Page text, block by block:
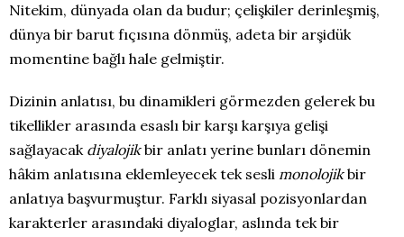
Nitekim, dünyada olan da budur; çelişkiler derinleşmiş,
dünya bir barut fıçısına dönmüş, adeta bir arşidük
momentine bağlı hale gelmiştir.
Dizinin anlatısı, bu dinamikleri görmezden gelerek bu
tikellikler arasında esaslı bir karşı karşıya gelişi
sağlayacak diyalojikbir anlatı yerine bunları dönemin
hâkim anlatısına eklemleyecek tek sesli monolojikbir
anlatıya başvurmuştur. Farklı siyasal pozisyonlardan
karakterler arasındaki diyaloglar, aslında tek bir